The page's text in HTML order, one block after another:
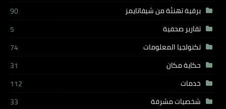
برقية تهنئة من شيفاتايمز
90
تقارير صحفية
5
تكنولجيا المعلومات
74
حكاية مكان
31
خدمات
112
شخصيات مشرفة
33